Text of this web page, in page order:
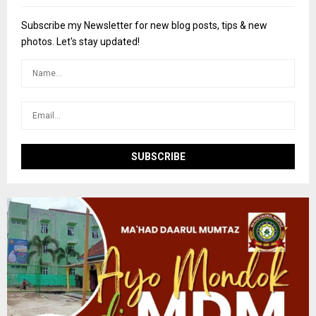
o
r
Subscribe my Newsletter for new blog posts, tips & new
photos. Let's stay updated!